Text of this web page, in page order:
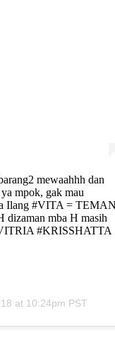
mewaahhh dan
mpok, gak mau
Ilang #VITA = TEMAN
dizaman mba H masih
#KRISSHATTA
at 10:24pm PST